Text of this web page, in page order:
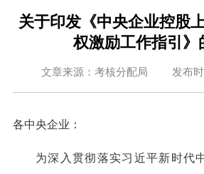
关于印发《中央企业控股
权激励工作指引》
文章来源：考核分配局 发布时
各中央企业：
为深入贯彻落实习近平新时代